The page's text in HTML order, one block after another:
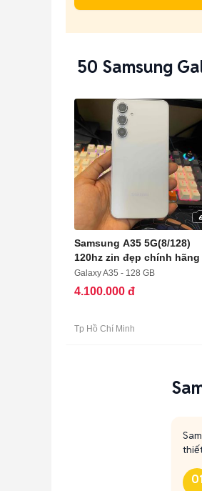
50 Samsung
Samsung A35 5G(8/128)
120hz zin đẹp chính hãng
Galaxy A35 - 128 GB
4.100.000 đ
Tp Hồ Chí Minh
01